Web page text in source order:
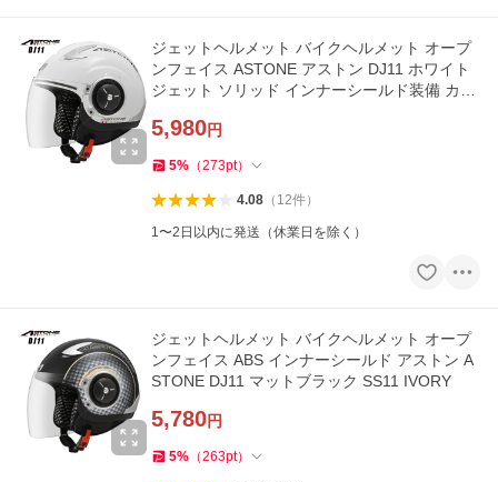
ジェットヘルメット バイクヘルメット オープ
ンフェイス ASTONE アストン DJ11 ホワイト
ジェット ソリッド インナーシールド装備 カッ
5,980円
5% （273pt）
4.08（ 12件）
1〜2日以内に発送（休業日を除く）
ジェットヘルメット バイクヘルメット オープ
ンフェイス ABS インナーシールド アストン A
STONE DJ11 マットブラック SS11 IVORY
5,780円
5% （263pt）